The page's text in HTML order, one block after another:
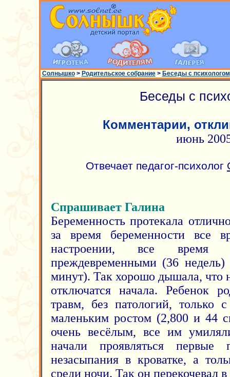
Солнышко> Родительское собрание> Беседы с психологом
Беседы с
Комментарии,
июнь
Отвечает педагог-психолог
Спрашивает Галина
Беременность протекала
за время беременности все
настроении, все
преждевременными (36
минут). Так хорошо дышала, что
отключатся начала. Ребенок
травм, без патологий,
маленьким ростом (2,800 и 44
очень весёлым, все им
начали проявляться первые
незасыпания в кроватке, а
среди ночи. Так он перекочевал